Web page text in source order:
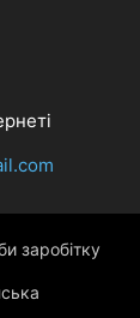
заробітку